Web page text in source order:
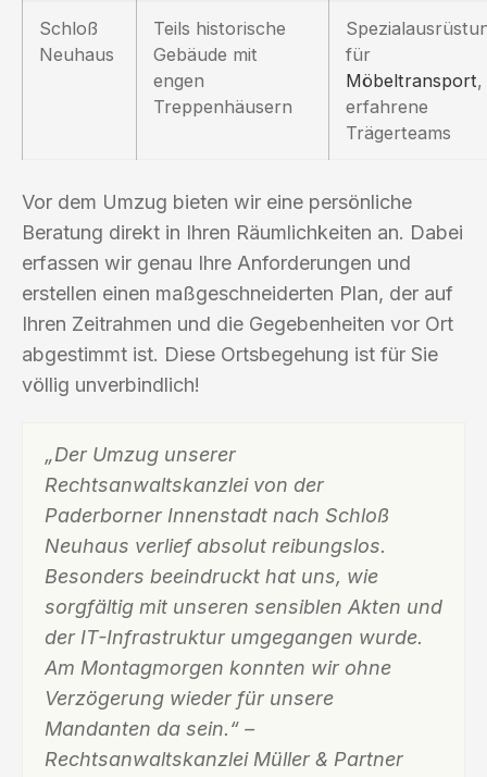
Schloß
Neuhaus
Teils historische
Gebäude mit
engen
Treppenhäusern
für
Möbeltransport,
erfahrene
Trägerteams
Vor dem Umzug bieten wir eine persönliche
Beratung direkt in Ihren Räumlichkeiten an. Dabei
erfassen wir genau Ihre Anforderungen und
erstellen einen maßgeschneiderten Plan, der auf
Ihren Zeitrahmen und die Gegebenheiten vor Ort
abgestimmt ist. Diese Ortsbegehung ist für Sie
völlig unverbindlich!
„Der Umzug unserer
Rechtsanwaltskanzlei von der
Paderborner Innenstadt nach Schloß
Neuhaus verlief absolut reibungslos.
Besonders beeindruckt hat uns, wie
sorgfältig mit unseren sensiblen Akten und
der IT-Infrastruktur umgegangen wurde.
Am Montagmorgen konnten wir ohne
Verzögerung wieder für unsere
Mandanten da sein.“ –
Rechtsanwaltskanzlei Müller & Partner